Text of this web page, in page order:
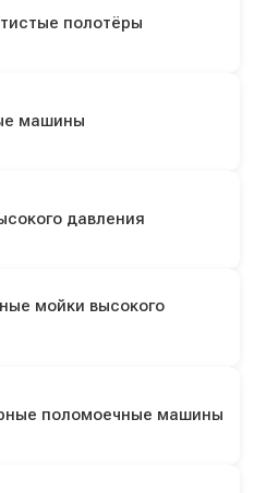
полотёры
машины
давления
мойки высокого
поломоечные машины